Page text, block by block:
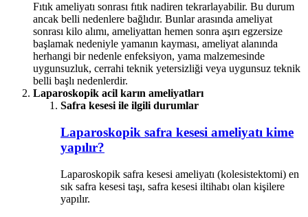
Fıtık ameliyatı sonrası fıtık nadiren tekrarlayabilir. Bu durum
ancak belli nedenlere bağlıdır. Bunlar arasında ameliyat
sonrası kilo alımı, ameliyattan hemen sonra aşırı egzersize
başlamak nedeniyle yamanın kayması, ameliyat alanında
herhangi bir nedenle enfeksiyon, yama malzemesinde
uygunsuzluk, cerrahi teknik yetersizliği veya uygunsuz teknik
belli başlı nedenlerdir.
Laparoskopik acil karın ameliyatları
Safra kesesi ile ilgili durumlar
Laparoskopik safra kesesi ameliyatı kime
yapılır?
Laparoskopik safra kesesi ameliyatı (kolesistektomi) en
sık safra kesesi taşı, safra kesesi iltihabı olan kişilere
yapılır.